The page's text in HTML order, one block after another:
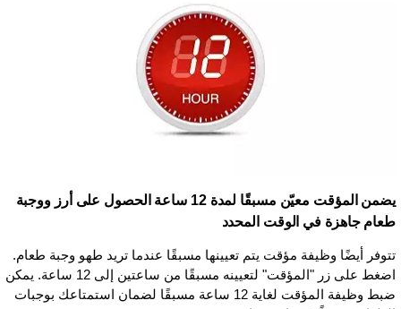
يضمن المؤقت معيّن مسبقًا لمدة 12 ساعة الحصول على أرز ووجبة
طعام جاهزة في الوقت المحدد
تتوفر أيضًا وظيفة مؤقت يتم تعيينها مسبقًا عندما تريد طهو وجبة طعام.
اضغط على زر "المؤقت" لتعيينه مسبقًا من ساعتين إلى 12 ساعة. يمكن
ضبط وظيفة المؤقت لغاية 12 ساعة مسبقًا لضمان استمتاعك بوجبات